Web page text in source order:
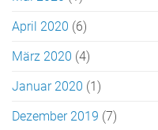
April 2020 (6)
März 2020 (4)
Januar 2020 (1)
Dezember 2019 (7)